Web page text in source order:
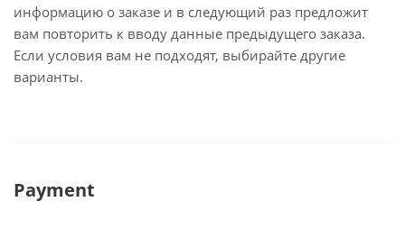
информацию о заказе и в следующий раз предложит
вам повторить к вводу данные предыдущего заказа.
Если условия вам не подходят, выбирайте другие
варианты.
Payment